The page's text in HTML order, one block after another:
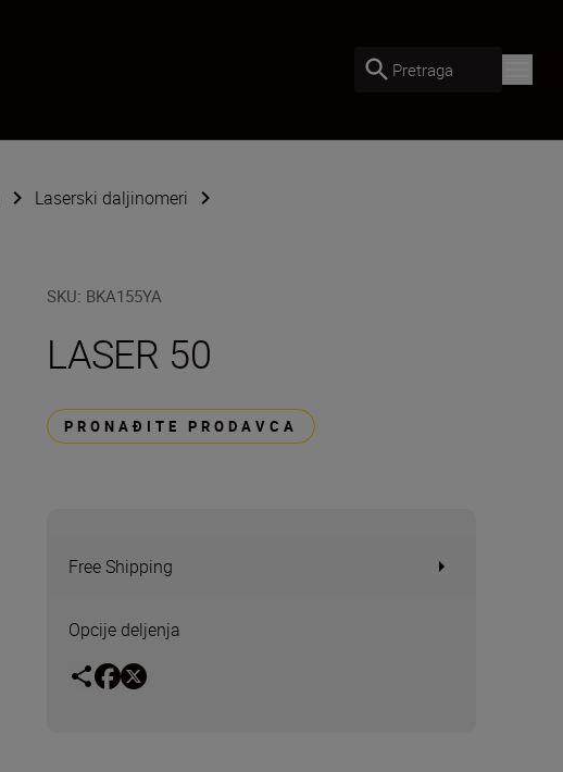
Pretraga
Laserski daljinomeri
SKU: BKA155YA
LASER 50
PRONAĐITE PRODAVCA
Free Shipping
Opcije deljenja